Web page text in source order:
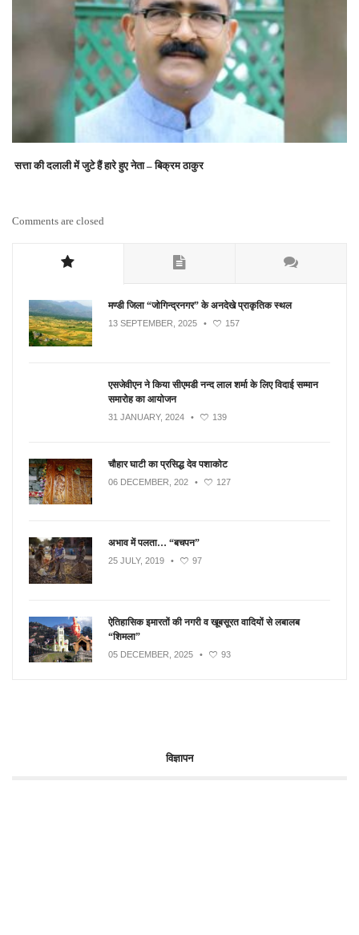
सत्ता की दलाली में जुटे हैं हारे हुए नेता – बिक्रम ठाकुर
Comments are closed
मण्डी जिला “जोगिन्द्रनगर” के अनदेखे प्राकृतिक स्थल
13 SEPTEMBER, 2025 • 157
एसजेवीएन ने किया सीएमडी नन्‍द लाल शर्मा के लिए विदाई सम्मान
समारोह का आयोजन
31 JANUARY, 2024 • 139
चौहार घाटी का प्रसिद्ध देव पशाकोट
06 DECEMBER, 202 • 127
अभाव में पलता… “बचपन”
25 JULY, 2019 • 97
ऐतिहासिक इमारतों की नगरी व खूबसूरत वादियों से लबालब
“शिमला”
05 DECEMBER, 2025 • 93
विज्ञापन